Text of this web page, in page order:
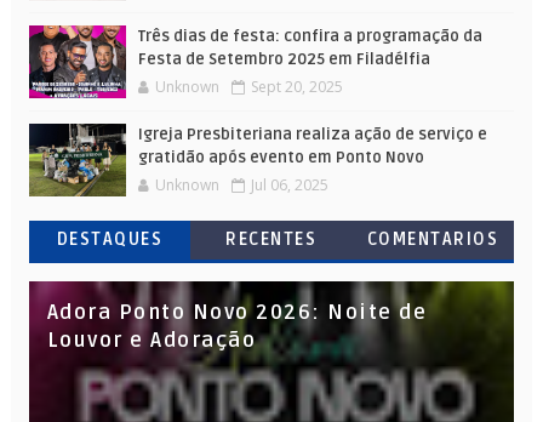
Três dias de festa: confira a programação da
Festa de Setembro 2025 em Filadélfia
Unknown Sept 20, 2025
Igreja Presbiteriana realiza ação de serviço e
gratidão após evento em Ponto Novo
Unknown Jul 06, 2025
DESTAQUES RECENTES COMENTARIOS
Adora Ponto Novo 2026: Noite de
Louvor e Adoração